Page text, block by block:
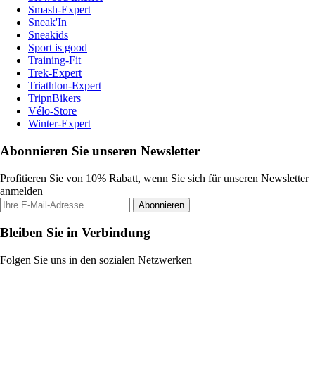
Smash-Expert
Sneak'In
Sneakids
Sport is good
Training-Fit
Trek-Expert
Triathlon-Expert
TripnBikers
Vélo-Store
Winter-Expert
Abonnieren Sie unseren Newsletter
Profitieren Sie von 10% Rabatt, wenn Sie sich für unseren Newsletter
anmelden
Abonnieren
Bleiben Sie in Verbindung
Folgen Sie uns in den sozialen Netzwerken